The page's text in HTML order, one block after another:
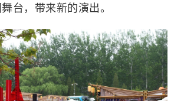
台，带来新的演出。